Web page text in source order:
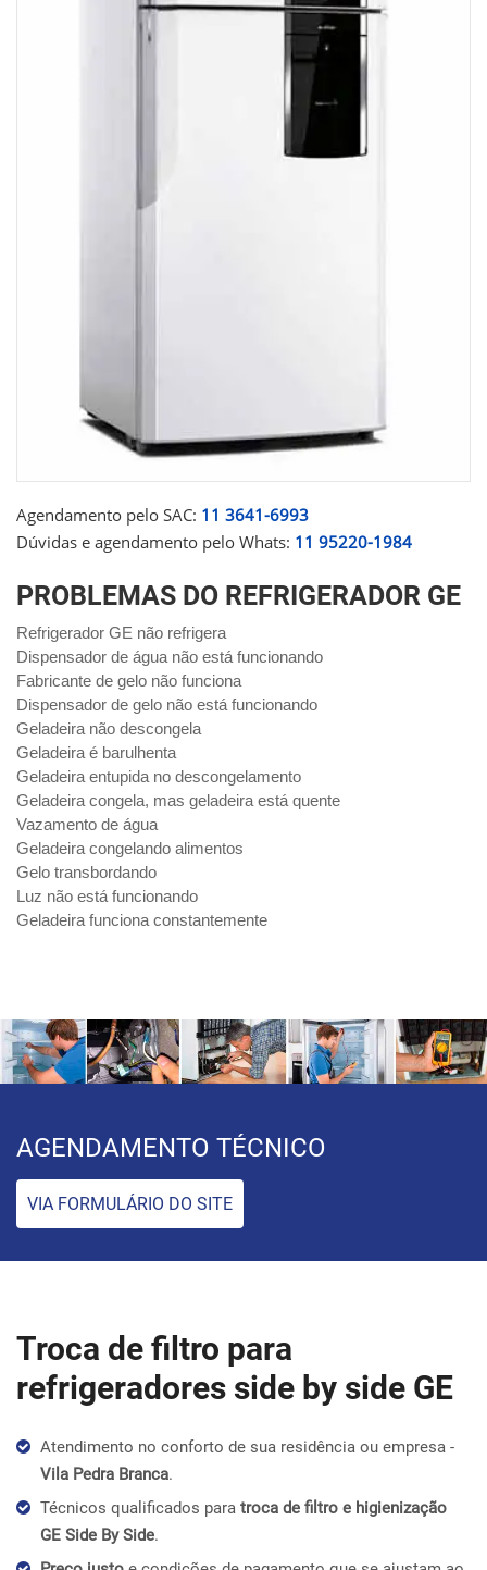
Agendamento pelo SAC: 11 3641-6993
Dúvidas e agendamento pelo Whats: 11 95220-1984
PROBLEMAS DO REFRIGERADOR GE
Refrigerador GE não refrigera
Dispensador de água não está funcionando
Fabricante de gelo não funciona
Dispensador de gelo não está funcionando
Geladeira não descongela
Geladeira é barulhenta
Geladeira entupida no descongelamento
Geladeira congela, mas geladeira está quente
Vazamento de água
Geladeira congelando alimentos
Gelo transbordando
Luz não está funcionando
Geladeira funciona constantemente
AGENDAMENTO TÉCNICO
VIA FORMULÁRIO DO SITE
Troca de filtro para
refrigeradores side by side GE
Atendimento no conforto de sua residência ou empresa -
Vila Pedra Branca.
Técnicos qualificados para troca de filtro e higienização
GE Side By Side.